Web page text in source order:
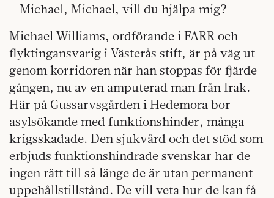
– Michael, Michael, vill du hjälpa mig?
Michael Williams, ordförande i FARR och
flyktingansvarig i Västerås stift, är på väg ut
genom korridoren när han ­stoppas för fjärde
gången, nu av en amputerad man från Irak.
Här på Gussarvsgården i Hedemora bor
asylsökande med funktions­hinder, många
krigsskadade. Den sjukvård och det stöd som
erbjuds funktions­hindrade svenskar har de
ingen rätt till så länge de är utan permanent ­
uppehållstillstånd. De vill veta hur de kan få